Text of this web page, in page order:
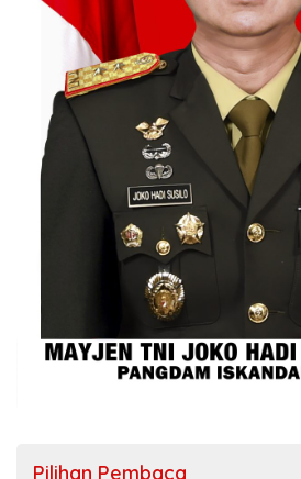
Pilihan Pembaca